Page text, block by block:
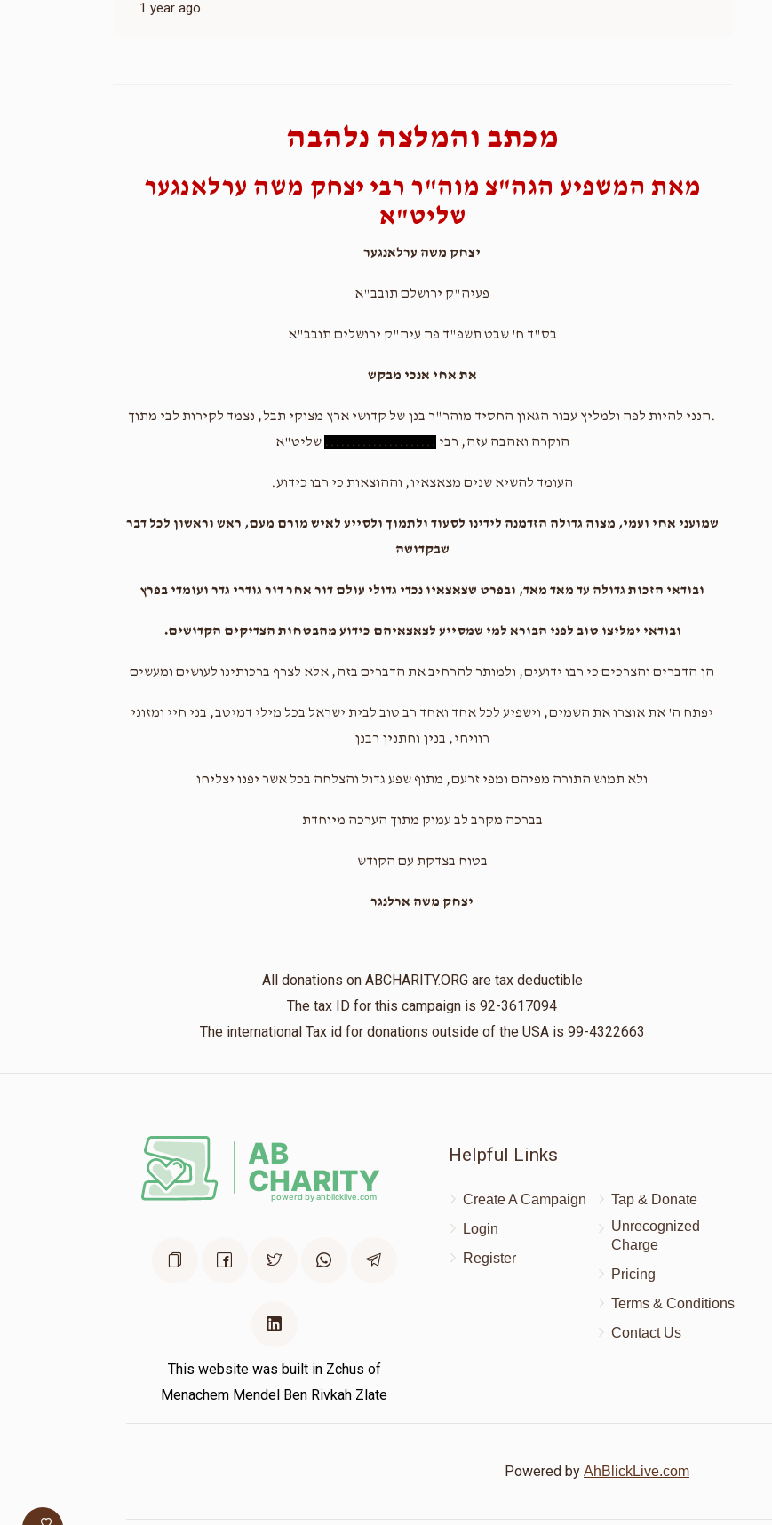
1 year ago
מכתב והמלצה נלהבה
מאת המשפיע הגה"צ מוה"ר רבי יצחק משה ערלאנגער
שליט"א
יצחק משה ערלאנגער
פעיה"ק ירושלם תובב"א
בס"ד ח' שבט תשפ"ד פה עיה"ק ירושלים תובב"א
את אחי אנכי מבקש
.הנני להיות לפה ולמליץ עבור הגאון החסיד מוהר"ר בנן של קדושי ארץ מצוקי תבל, נצמד לקירות לבי מתוך
הוקרה ואהבה עזה, רבי ..................... שליט"א
העומד להשיא שנים מצאצאיו, וההוצאות כי רבו כידוע.
שמועני אחי ועמי, מצוה גדולה הזדמנה לידינו לסעוד ולתמוך ולסייע לאיש מורם מעם, ראש וראשון לכל דבר
שבקדושה
ובודאי הזכות גדולה עד מאד מאד, ובפרט שצאצאיו נכדי גדולי עולם דור אחר דור גודרי גדר ועומדי בפרץ
ובודאי ימליצו טוב לפני הבורא למי שמסייע לצאצאיהם כידוע מהבטחות הצדיקים הקדושים.
הן הדברים והצרכים כי רבו ידועים, ולמותר להרחיב את הדברים בזה, אלא לצרף ברכותינו לעושים ומעשים
יפתח ה' את אוצרו את השמים, וישפיע לכל אחד ואחד רב טוב לבית ישראל בכל מילי דמיטב, בני חיי ומזוני
רוויחי, בנין וחתנין רבנן
ולא תמוש התורה מפיהם ומפי זרעם, מתוף שפע גדול והצלחה בכל אשר יפנו יצליחו
בברכה מקרב לב עמוק מתוך הערכה מיוחדת
בטוח בצדקת עם הקודש
יצחק משה ארלנגר
All donations on ABCHARITY.ORG are tax deductible
The tax ID for this campaign is 92-3617094
The international Tax id for donations outside of the USA is 99-4322663
This website was built in Zchus of
Menachem Mendel Ben Rivkah Zlate
Helpful Links
Create A Campaign
Login
Register
Tap & Donate
Unrecognized
Charge
Pricing
Terms & Conditions
Contact Us
Powered by AhBlickLive.com